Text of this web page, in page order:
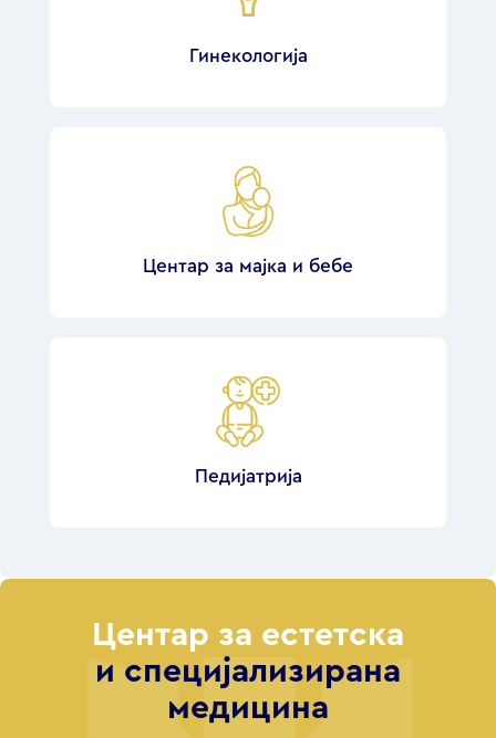
Гинекологија
Центар за мајка и бебе
Педијатрија
Центар за естетска
и специјализирана
медицина